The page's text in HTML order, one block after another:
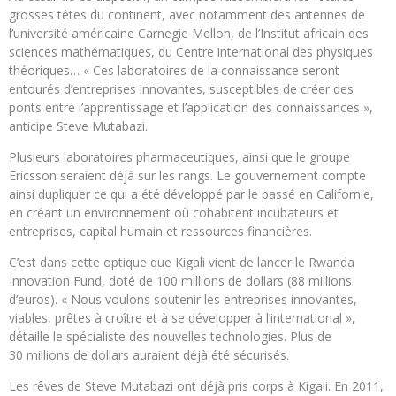
grosses têtes du continent, avec notamment des antennes de
l’université américaine Carnegie Mellon, de l’Institut africain des
sciences mathématiques, du Centre international des physiques
théoriques… « Ces laboratoires de la connaissance seront
entourés d’entreprises innovantes, susceptibles de créer des
ponts entre l’apprentissage et l’application des connaissances »,
anticipe Steve Mutabazi.
Plusieurs laboratoires pharmaceutiques, ainsi que le groupe
Ericsson seraient déjà sur les rangs. Le gouvernement compte
ainsi dupliquer ce qui a été développé par le passé en Californie,
en créant un environnement où cohabitent incubateurs et
entreprises, capital humain et ressources financières.
C’est dans cette optique que Kigali vient de lancer le Rwanda
Innovation Fund, doté de 100 millions de dollars (88 millions
d’euros). « Nous voulons soutenir les entreprises innovantes,
viables, prêtes à croître et à se développer à l’international »,
détaille le spécialiste des nouvelles technologies. Plus de
30 millions de dollars auraient déjà été sécurisés.
Les rêves de Steve Mutabazi ont déjà pris corps à Kigali. En 2011,